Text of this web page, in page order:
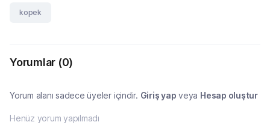
kopek
Yorumlar (0)
Yorum alanı sadece üyeler içindir. Giriş yap veya Hesap oluştur
Henüz yorum yapılmadı